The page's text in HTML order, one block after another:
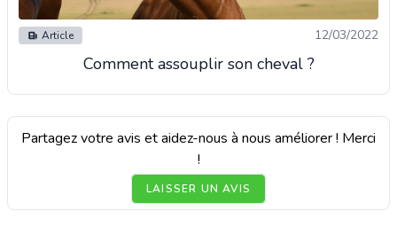
Article 12/03/2022
Comment assouplir son cheval ?
Partagez votre avis et aidez-nous à nous améliorer ! Merci
!
LAISSER UN AVIS